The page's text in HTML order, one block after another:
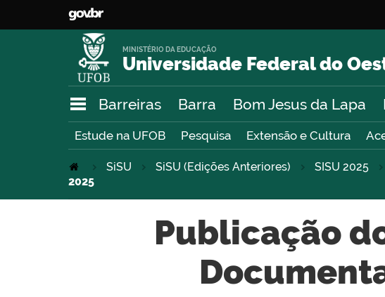
Universidade Federal do
MINISTÉRIO DA EDUCAÇÃO
Barreiras Barra Bom Jesus da Lapa
Estude na UFOB Pesquisa Extensão e Cultura
SiSU SiSU (Edições Anteriores) SISU 2025
2025
Publicação